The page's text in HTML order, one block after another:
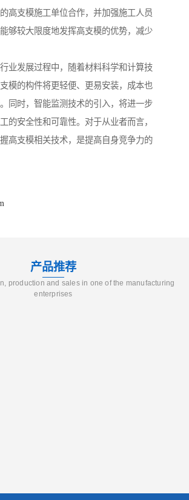
高支模施工单位合作，并加强施工人员
够较大限度地发挥高支模的优势，减少
业发展过程中，随着材料科学和计算技
模的构件将更轻便、更易安装，成本也
同时，智能监测技术的引入，将进一步
的安全性和可靠性。对于从业者而言，
高支模相关技术，是提高自身竞争力的
产品推荐
production and sales in one of the manufacturing
enterprises